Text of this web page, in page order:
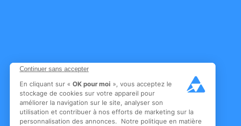
Continuer sans accepter
En cliquant sur « OK pour moi », vous acceptez le
stockage de cookies sur votre appareil pour
améliorer la navigation sur le site, analyser son
utilisation et contribuer à nos efforts de marketing sur la
personnalisation des annonces. Notre politique en matière